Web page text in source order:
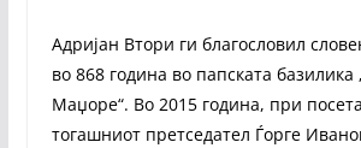
Адријан Втори ги благословил
во 868 година во папската
Маџоре“. Во 2015 година, при
тогашниот претседател Ѓорге